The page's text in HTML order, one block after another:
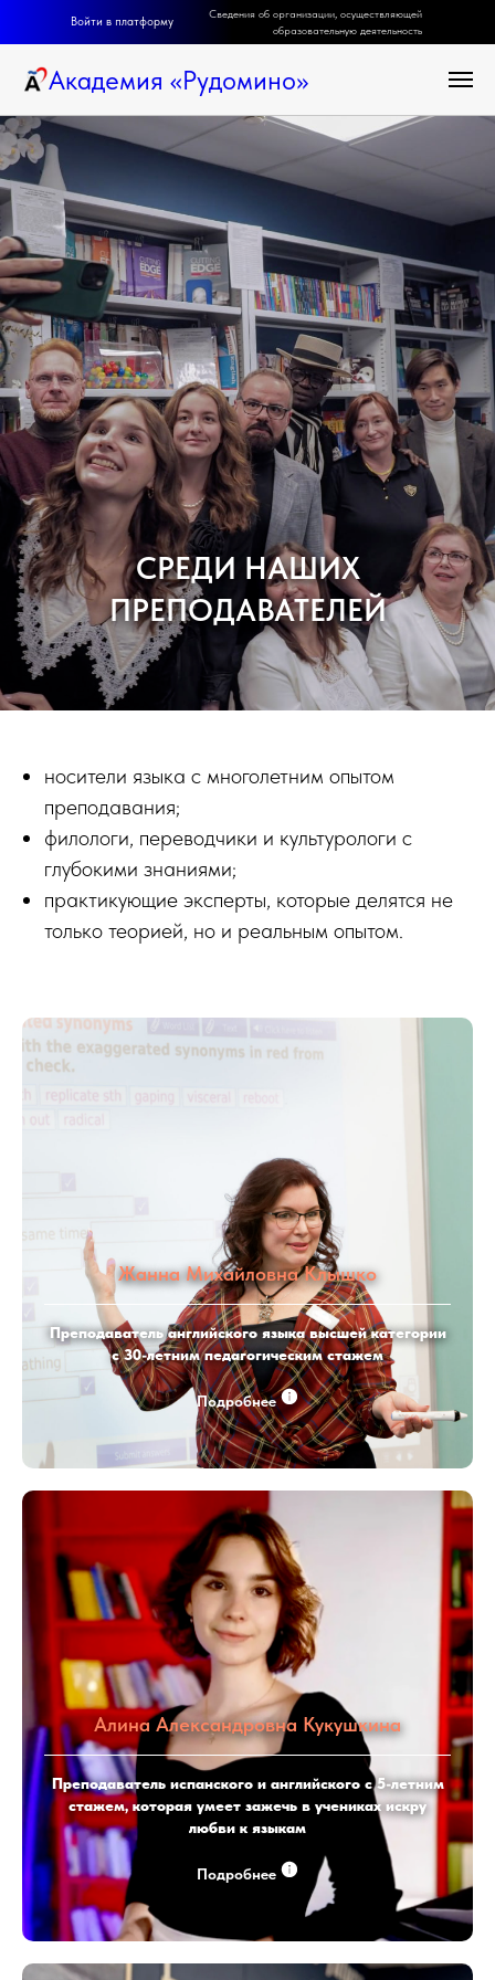
Войти в платформу
Сведения об организации, осуществляющей
образовательную деятельность
Академия «Рудомино»
СРЕДИ НАШИХ
ПРЕПОДАВАТЕЛЕЙ
носители языка с многолетним опытом
преподавания;
филологи, переводчики и культурологи с
глубокими знаниями;
практикующие эксперты, которые делятся не
только теорией, но и реальным опытом.
Жанна Михайловна Клышко
Преподаватель английского языка высшей категории
с 30-летним педагогическим стажем
Подробнее
Алина Александровна Кукушкина
Преподаватель испанского и английского с 5-летним
стажем, которая умеет зажечь в учениках искру
любви к языкам
Подробнее